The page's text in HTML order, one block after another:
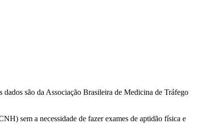
são da Associação Brasileira de Medicina de Tráfego
sem a necessidade de fazer exames de aptidão física e